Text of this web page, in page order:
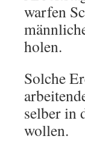
warfen
holen.
Solche
selber in
wollen.